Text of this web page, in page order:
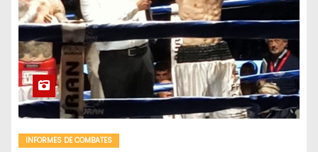
INFORMES DE COMBATES